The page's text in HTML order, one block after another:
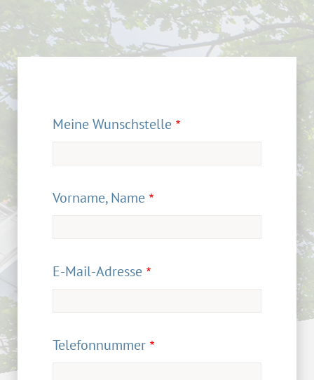
Meine Wunschstelle
Vorname, Name
E-Mail-Adresse
Telefonnummer